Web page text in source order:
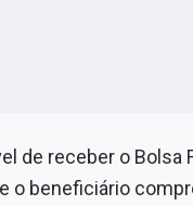
de receber o Bolsa
o beneficiário